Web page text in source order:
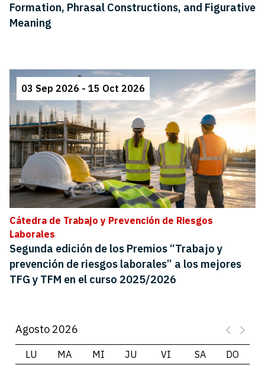
Formation, Phrasal Constructions, and Figurative
Meaning
03 Sep 2026 - 15 Oct 2026
Cátedra de Trabajo y Prevención de Riesgos
Laborales
Segunda edición de los Premios “Trabajo y
prevención de riesgos laborales” a los mejores
TFG y TFM en el curso 2025/2026
Agosto 2026
LU MA MI JU VI SA DO